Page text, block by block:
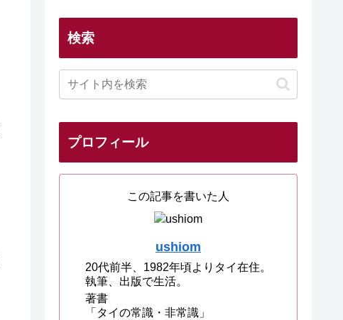
検索
プロフィール
この記事を書いた人
ushiom
20代前半、1982年頃よりタイ在住。
執筆、出版で生活。
著書
「タイの常識・非常識」